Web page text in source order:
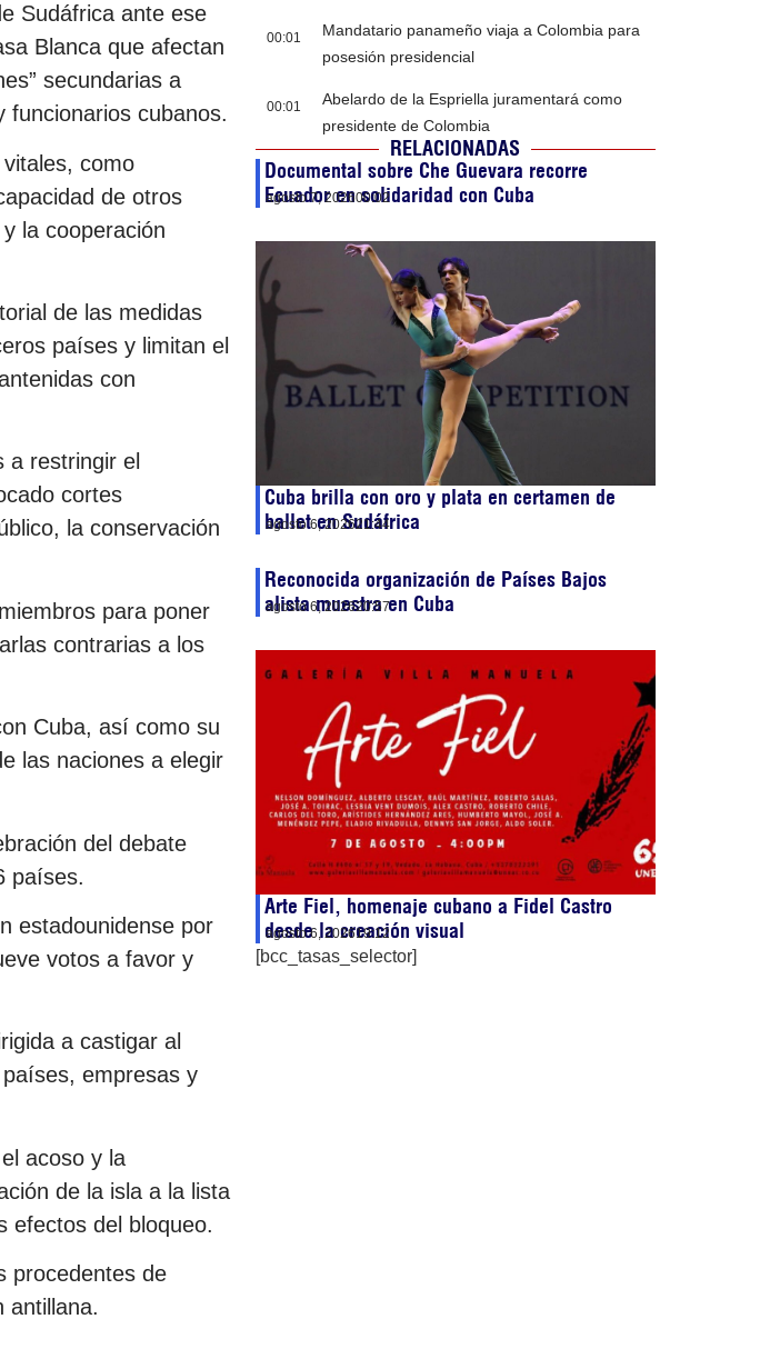
Sudáfrica ante ese
Blanca que afectan
secundarias a
funcionarios cubanos.
como
de otros
la cooperación
de las medidas
países y limitan el
con
a restringir el
cortes
la conservación
para poner
contrarias a los
Cuba, así como su
las naciones a elegir
del debate
países.
estadounidense por
votos a favor y
a castigar al
empresas y
acoso y la
de la isla a la lista
efectos del bloqueo.
procedentes de
antillana.
00:01
Mandatario panameño viaja a Colombia para
posesión presidencial
00:01
Abelardo de la Espriella juramentará como
presidente de Colombia
RELACIONADAS
Documental sobre Che Guevara recorre
Ecuador en solidaridad con Cuba
agosto 7, 202600:02
Cuba brilla con oro y plata en certamen de
ballet en Sudáfrica
agosto 6, 202621:44
Reconocida organización de Países Bajos
alista muestra en Cuba
agosto 6, 202620:57
Arte Fiel, homenaje cubano a Fidel Castro
desde la creación visual
agosto 6, 202619:12
[bcc_tasas_selector]